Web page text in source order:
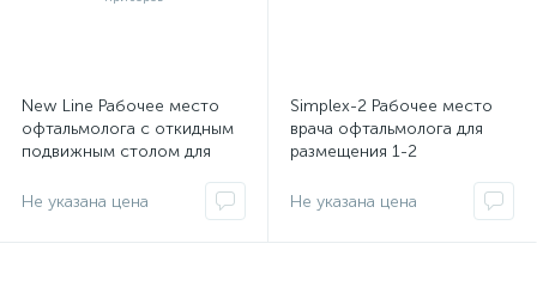
New Line Рабочее место
офтальмолога с откидным
подвижным столом для
диагностических приборов
Не указана цена
Simplex-2 Рабочее место
врача офтальмолога для
размещения 1-2
аппаратов для диагностики
Не указана цена